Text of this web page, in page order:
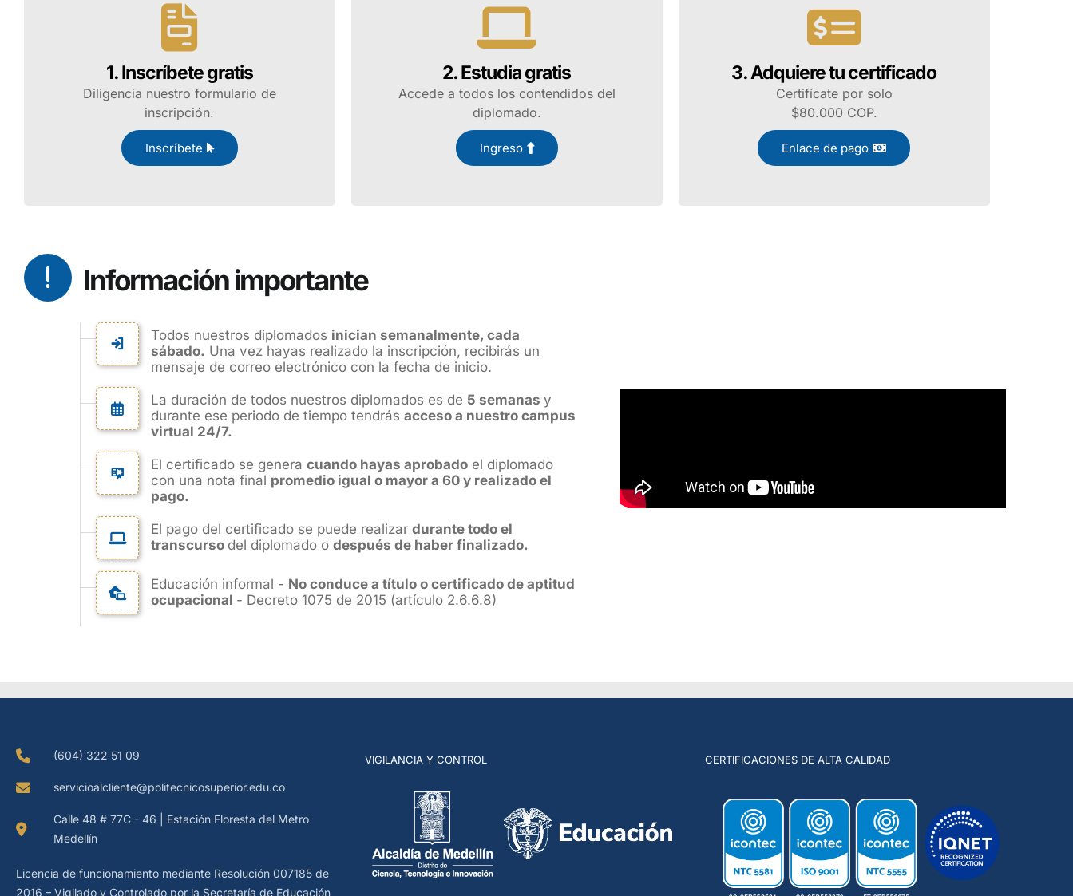
1. Inscríbete gratis
Diligencia nuestro formulario de
inscripción.
Inscríbete
2. Estudia gratis
Accede a todos los contendidos del
diplomado.
Ingreso
3. Adquiere tu certificado
Certifícate por solo
$80.000 COP.
Enlace de pago
Información importante
Todos nuestros diplomados inician semanalmente, cada
sábado. Una vez hayas realizado la inscripción, recibirás un
mensaje de correo electrónico con la fecha de inicio.
La duración de todos nuestros diplomados es de 5 semanas y
durante ese periodo de tiempo tendrás acceso a nuestro campus
virtual 24/7.
El certificado se genera cuando hayas aprobado el diplomado
con una nota final promedio igual o mayor a 60 y realizado el
pago.
El pago del certificado se puede realizar durante todo el
transcurso del diplomado o después de haber finalizado.
Educación informal - No conduce a título o certificado de aptitud
ocupacional - Decreto 1075 de 2015 (artículo 2.6.6.8)
(604) 322 51 09
servicioalcliente@politecnicosuperior.edu.co
Calle 48 # 77C - 46 | Estación Floresta del Metro
Medellín
Licencia de funcionamiento mediante Resolución 007185 de
2016 – Vigilado y Controlado por la Secretaría de Educación
VIGILANCIA Y CONTROL CERTIFICACIONES DE ALTA CALIDAD